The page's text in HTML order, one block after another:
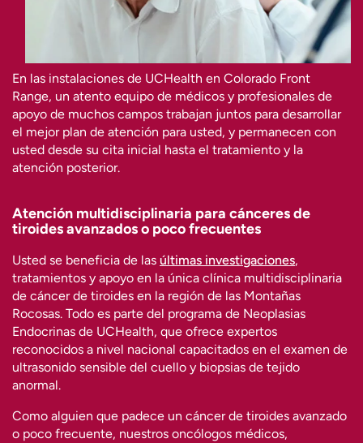
En las instalaciones de UCHealth en Colorado Front
Range, un atento equipo de médicos y profesionales de
apoyo de muchos campos trabajan juntos para desarrollar
el mejor plan de atención para usted, y permanecen con
usted desde su cita inicial hasta el tratamiento y la
atención posterior.
Atención multidisciplinaria para cánceres de
tiroides avanzados o poco frecuentes
Usted se beneficia de las últimas investigaciones,
tratamientos y apoyo en la única clínica multidisciplinaria
de cáncer de tiroides en la región de las Montañas
Rocosas. Todo es parte del programa de Neoplasias
Endocrinas de UCHealth, que ofrece expertos
reconocidos a nivel nacional capacitados en el examen de
ultrasonido sensible del cuello y biopsias de tejido
anormal.
Como alguien que padece un cáncer de tiroides avanzado
o poco frecuente, nuestros oncólogos médicos,